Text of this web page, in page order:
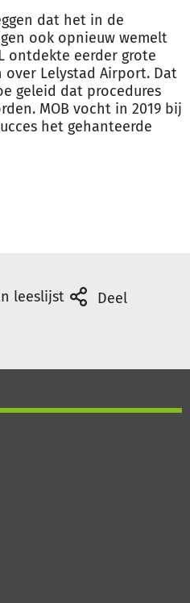
dat het in de
en ook opnieuw wemelt
ontdekte eerder grote
Lelystad Airport. Dat
geleid dat procedures
MOB vocht in 2019 bij
het gehanteerde
leeslijst Deel